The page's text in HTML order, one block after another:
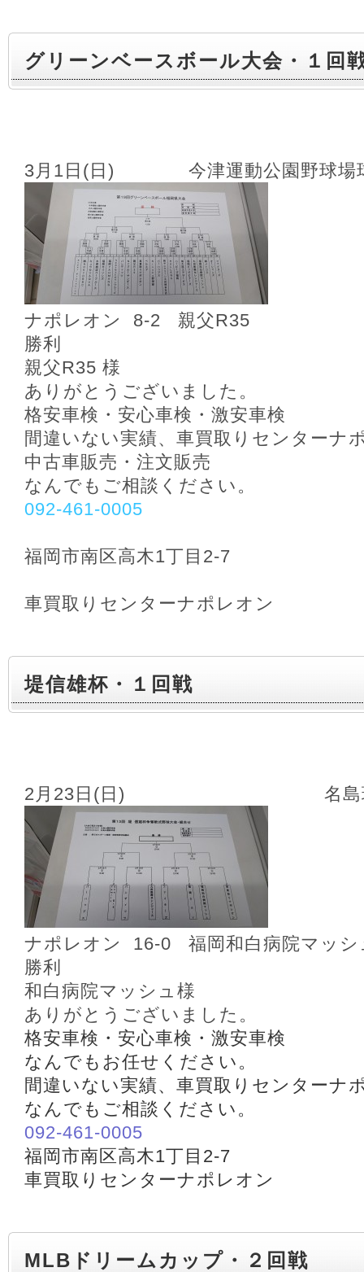
グリーンベースボール大会・１回
3月1日(日) 今津運動公園野球場
ナポレオン 8‐2 親父R35
勝利
親父R35 様
ありがとうございました。
格安車検・安心車検・激安車検
間違いない実績、車買取りセンターナ
中古車販売・注文販売
なんでもご相談ください。
092-461-0005
福岡市南区高木1丁目2-7
車買取りセンターナポレオン
堤信雄杯・１回戦
2月23日(日) 名島
ナポレオン 16‐0 福岡和白病院マッシ
勝利
和白病院マッシュ様
ありがとうございました。
格安車検・安心車検・激安車検
なんでもお任せください。
間違いない実績、車買取りセンターナ
なんでもご相談ください。
092-461-0005
福岡市南区高木1丁目2-7
車買取りセンターナポレオン
MLBドリームカップ・２回戦